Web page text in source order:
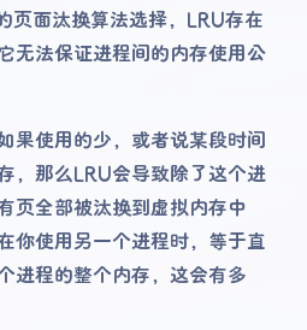
面汰换算法选择，LRU存在
无法保证进程间的内存使用公
果使用的少，或者说某段时间
，那么LRU会导致除了这个进
页全部被汰换到虚拟内存中
你使用另一个进程时，等于直
进程的整个内存，这会有多